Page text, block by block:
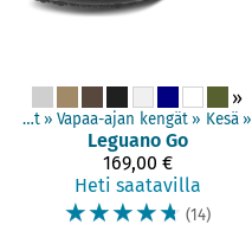
»
Aikuisten kengät ‪» Vapaa-ajan kengät ‪» Kesä ‪»
Leguano Go
169,00 €
Heti saatavilla
☆☆☆☆☆ (14)